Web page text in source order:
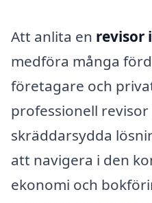
Att anlita en revisor
medföra många
företagare och
professionell
skräddarsydda
att navigera i den
ekonomi och